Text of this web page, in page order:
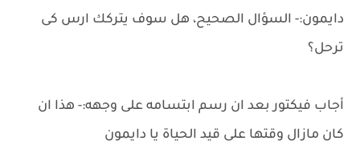
دايمون:- السؤال الصحيح، هل سوف يتركك ارس كى
ترحل؟
أجاب فيكتور بعد ان رسم ابتسامه على وجهه:- هذا ان
كان مازال وقتها على قيد الحياة يا دايمون